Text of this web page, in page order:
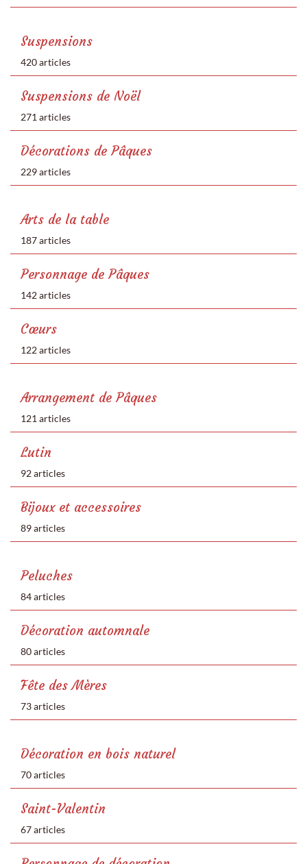
Suspensions
420 articles
Suspensions de Noël
271 articles
Décorations de Pâques
229 articles
Arts de la table
187 articles
Personnage de Pâques
142 articles
Cœurs
122 articles
Arrangement de Pâques
121 articles
Lutin
92 articles
Bijoux et accessoires
89 articles
Peluches
84 articles
Décoration automnale
80 articles
Fête des Mères
73 articles
Décoration en bois naturel
70 articles
Saint-Valentin
67 articles